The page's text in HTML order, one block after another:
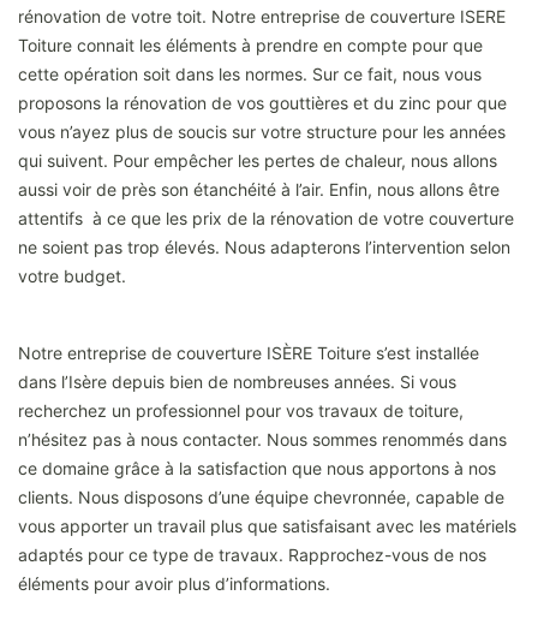
rénovation de votre toit. Notre entreprise de couverture ISERE
Toiture connait les éléments à prendre en compte pour que
cette opération soit dans les normes. Sur ce fait, nous vous
proposons la rénovation de vos gouttières et du zinc pour que
vous n’ayez plus de soucis sur votre structure pour les années
qui suivent. Pour empêcher les pertes de chaleur, nous allons
aussi voir de près son étanchéité à l’air. Enfin, nous allons être
attentifs à ce que les prix de la rénovation de votre couverture
ne soient pas trop élevés. Nous adapterons l’intervention selon
votre budget.
Notre entreprise de couverture ISÈRE Toiture s’est installée
dans l’Isère depuis bien de nombreuses années. Si vous
recherchez un professionnel pour vos travaux de toiture,
n’hésitez pas à nous contacter. Nous sommes renommés dans
ce domaine grâce à la satisfaction que nous apportons à nos
clients. Nous disposons d’une équipe chevronnée, capable de
vous apporter un travail plus que satisfaisant avec les matériels
adaptés pour ce type de travaux. Rapprochez-vous de nos
éléments pour avoir plus d’informations.